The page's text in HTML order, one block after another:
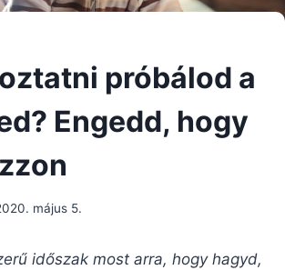
próbálod a
Engedd, hogy
május 5.
időszak most arra, hogy hagyd,